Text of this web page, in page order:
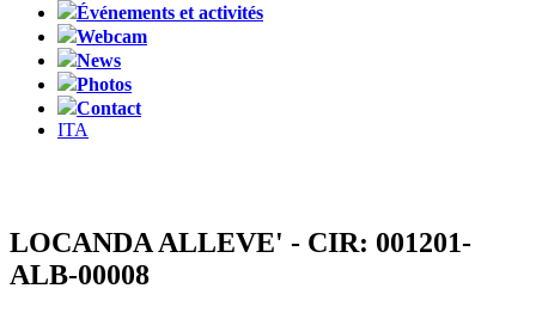
Événements et activités
Webcam
News
Photos
Contact
ITA
LOCANDA ALLEVE' - CIR: 001201-
ALB-00008